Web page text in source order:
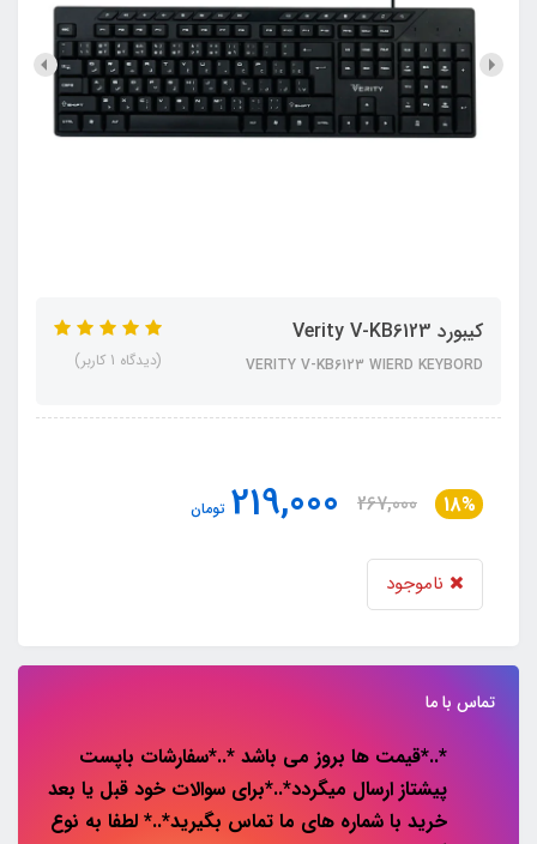
کیبورد Verity V-KB6123
VERITY V-KB6123 WIERD KEYBORD (دیدگاه 1 کاربر)
18%
267,000
219,000 تومان
ناموجود
تماس با ما
*..*قیمت ها بروز می باشد *..*سفارشات باپست
پیشتاز ارسال میگردد*..*برای سوالات خود قبل یا بعد
خرید با شماره های ما تماس بگیرید*..* لطفا به نوع